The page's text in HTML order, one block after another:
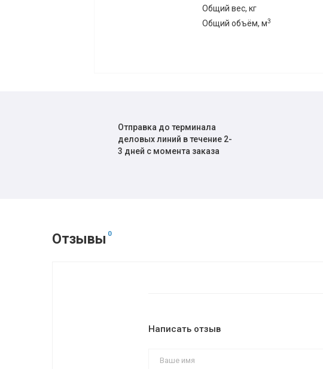
Общий вес, кг
Общий объём, м3
Отправка до терминала
деловых линий в течение 2-
3 дней с момента заказа
Отзывы 0
Написать отзыв